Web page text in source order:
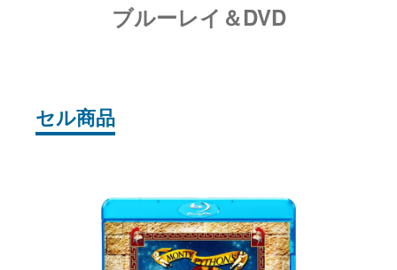
ブルーレイ＆DVD
セル商品